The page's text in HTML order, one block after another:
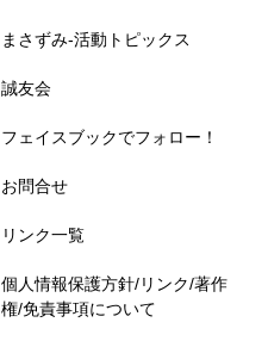
まさずみ-活動トピックス
誠友会
フェイスブックでフォロー！
お問合せ
リンク一覧
個人情報保護方針/リンク/著作
権/免責事項について